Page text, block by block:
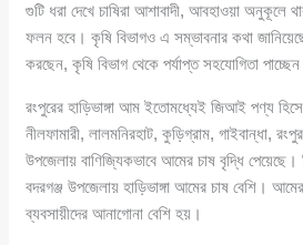
গুটি ধরা দেখে চাষিরা আশাবাদী, আবহাওয়া অনুকূলে
ফলন হবে। কৃষি বিভাগও এ সম্ভাবনার কথা
করছেন, কৃষি বিভাগ থেকে পর্যাপ্ত সহযোগিতা পাচ্ছেন
রংপুরের হাড়িভাঙ্গা আম ইতোমধ্যেই জিআই পণ্য
নীলফামারী, লালমনিরহাট, কুড়িগ্রাম, গাইবান্ধা, রংপুর
উপজেলায় বাণিজ্যিকভাবে আমের চাষ বৃদ্ধি
বদরগঞ্জ উপজেলায় হাড়িভাঙ্গা আমের চাষ বেশি।
ব্যবসায়ীদের আনাগোনা বেশি হয়।